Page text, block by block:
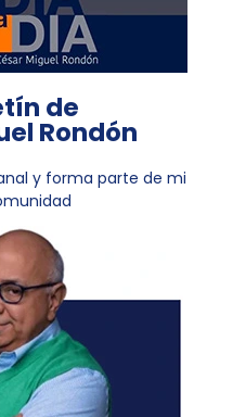
de
Rondón
y forma parte de mi